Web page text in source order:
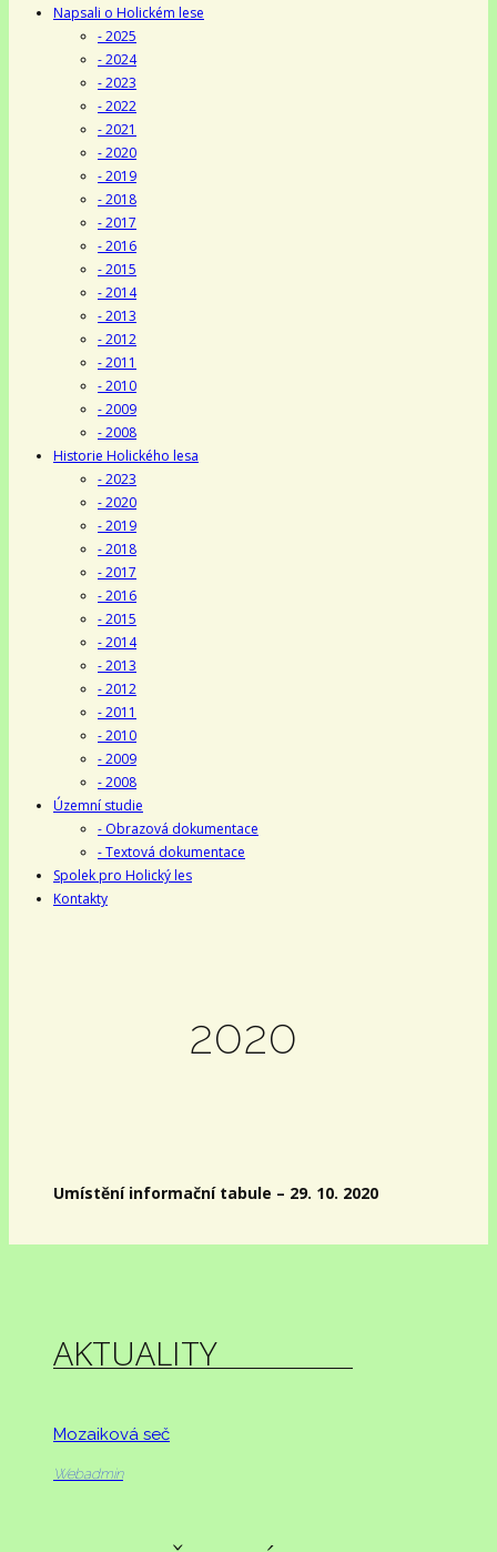
Napsali o Holickém lese
- 2025
- 2024
- 2023
- 2022
- 2021
- 2020
- 2019
- 2018
- 2017
- 2016
- 2015
- 2014
- 2013
- 2012
- 2011
- 2010
- 2009
- 2008
Historie Holického lesa
- 2023
- 2020
- 2019
- 2018
- 2017
- 2016
- 2015
- 2014
- 2013
- 2012
- 2011
- 2010
- 2009
- 2008
Územní studie
- Obrazová dokumentace
- Textová dokumentace
Spolek pro Holický les
Kontakty
2020
Umístění informační tabule – 29. 10. 2020
AKTUALITY
Mozaiková seč
Webadmin